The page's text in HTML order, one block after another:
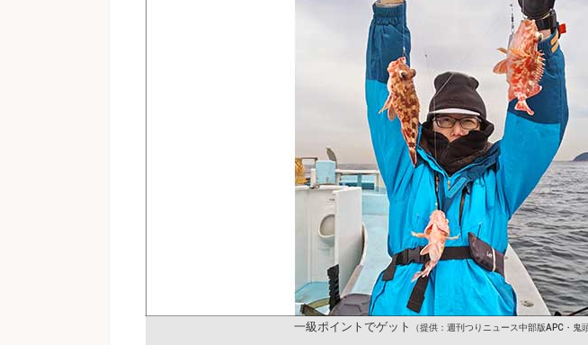
一級ポイントでゲット （提供：週刊つりニュース中部版APC・鬼